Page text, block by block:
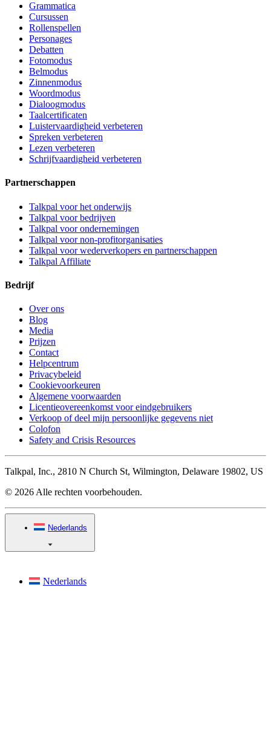
Grammatica
Cursussen
Rollenspellen
Personages
Debatten
Fotomodus
Belmodus
Zinnenmodus
Woordmodus
Dialoogmodus
Taalcertificaten
Luistervaardigheid verbeteren
Spreken verbeteren
Lezen verbeteren
Schrijfvaardigheid verbeteren
Partnerschappen
Talkpal voor het onderwijs
Talkpal voor bedrijven
Talkpal voor ondernemingen
Talkpal voor non-profitorganisaties
Talkpal voor wederverkopers en partnerschappen
Talkpal Affiliate
Bedrijf
Over ons
Blog
Media
Prijzen
Contact
Helpcentrum
Privacybeleid
Cookievoorkeuren
Algemene voorwaarden
Licentieovereenkomst voor eindgebruikers
Verkoop of deel mijn persoonlijke gegevens niet
Colofon
Safety and Crisis Resources
Talkpal, Inc., 2810 N Church St, Wilmington, Delaware 19802, US
© 2026 Alle rechten voorbehouden.
Nederlands
Nederlands